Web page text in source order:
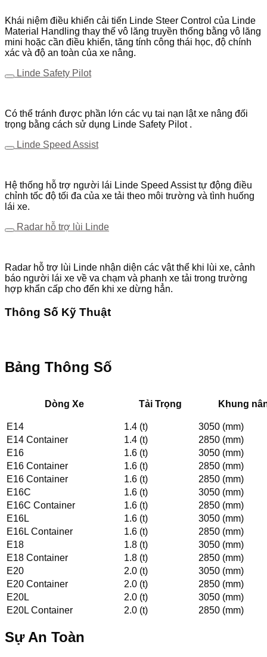
Khái niệm điều khiển cải tiến Linde Steer Control của Linde
Material Handling thay thế vô lăng truyền thống bằng vô lăng
mini hoặc cần điều khiển, tăng tính công thái học, độ chính
xác và độ an toàn của xe nâng.
Linde Safety Pilot
Có thể tránh được phần lớn các vụ tai nạn lật xe nâng đối
trọng bằng cách sử dụng Linde Safety Pilot .
Linde Speed Assist
Hệ thống hỗ trợ người lái Linde Speed ​​Assist tự động điều
chỉnh tốc độ tối đa của xe tải theo môi trường và tình huống
lái xe.
Radar hỗ trợ lùi Linde
Radar hỗ trợ lùi Linde nhận diện các vật thể khi lùi xe, cảnh
báo người lái xe về va chạm và phanh xe tải trong trường
hợp khẩn cấp cho đến khi xe dừng hẳn.
Thông Số Kỹ Thuật
Bảng Thông Số
Dòng Xe Tải Trọng Khung
E14 1.4 (t)
3050 (mm)
E14 Container
1.4 (t)
2850 (mm)
E16
1.6 (t)
3050 (mm)
E16 Container
1.6 (t)
2850 (mm)
E16 Container
1.6 (t)
2850 (mm)
E16C
1.6 (t)
3050 (mm)
E16C Container
1.6 (t)
2850 (mm)
E16L
1.6 (t)
3050 (mm)
E16L Container
1.6 (t)
2850 (mm)
E18
1.8 (t)
3050 (mm)
E18 Container
1.8 (t)
2850 (mm)
E20
2.0 (t)
3050 (mm)
E20 Container
2.0 (t)
2850 (mm)
E20L
2.0 (t)
3050 (mm)
E20L Container
2.0 (t) 2850 (mm)
Sự An Toàn